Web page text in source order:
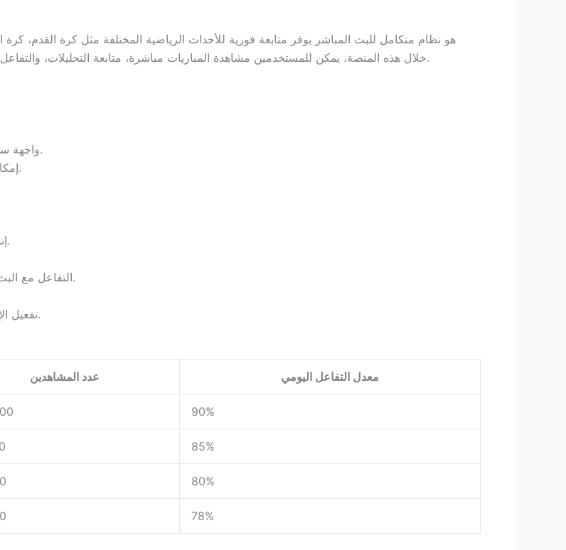
خلال هذه المنصة، يمكن للمستخدمين مشاهدة المباريات مباشرة، متابعة التحليلات، والتفاعل مع محتوى البث عبر التعليقات والمشاركة في النقاشات الرياضية.
واجهة سهلة الاستخدام تسمح بالوصول السريع للمباريات والتحليلات.
إمكانية التفاعل مع المشاهدين الآخرين عبر التعليقات المباشرة.
إنشاء حساب شخصي للوصول إلى كل خدمات البث المباشر.
التفاعل مع البث المباشر عبر التعليقات والمشاركة في النقاشات الرياضية.
تفعيل الإشعارات للبقاء على اطلاع دائم بالمواعيد والأحداث الجديدة.
عدد المشاهدين معدل التفاعل اليومي
90%
85%
80%
78%